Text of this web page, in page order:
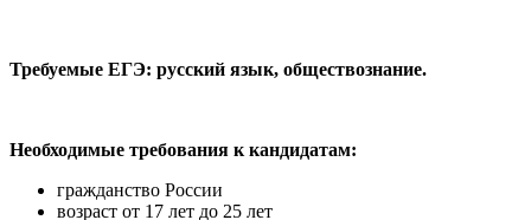
Требуемые ЕГЭ: русский язык, обществознание.
Необходимые требования к кандидатам:
гражданство России
возраст от 17 лет до 25 лет